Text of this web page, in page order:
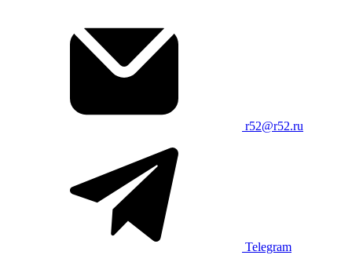
r52@r52.ru
Telegram